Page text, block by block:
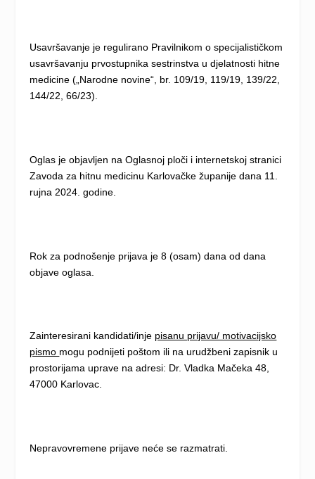
Usavršavanje je regulirano Pravilnikom o specijalističkom
usavršavanju prvostupnika sestrinstva u djelatnosti hitne
medicine („Narodne novine“, br. 109/19, 119/19, 139/22,
144/22, 66/23).
Oglas je objavljen na Oglasnoj ploči i internetskoj stranici
Zavoda za hitnu medicinu Karlovačke županije dana 11.
rujna 2024. godine.
Rok za podnošenje prijava je 8 (osam) dana od dana
objave oglasa.
Zainteresirani kandidati/inje pisanu prijavu/ motivacijsko
pismo mogu podnijeti poštom ili na urudžbeni zapisnik u
prostorijama uprave na adresi: Dr. Vladka Mačeka 48,
47000 Karlovac.
Nepravovremene prijave neće se razmatrati.